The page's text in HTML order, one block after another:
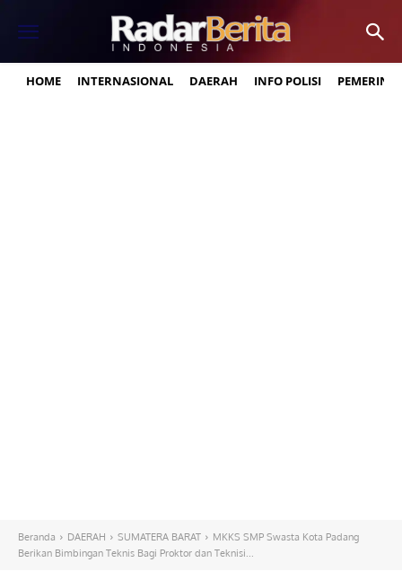
HOME INTERNASIONAL DAERAH INFO POLISI
Beranda DAERAH SUMATERA BARAT
MKKS SMP Swasta Kota Padang
Berikan Bimbingan Teknis Bagi Proktor dan Teknisi...